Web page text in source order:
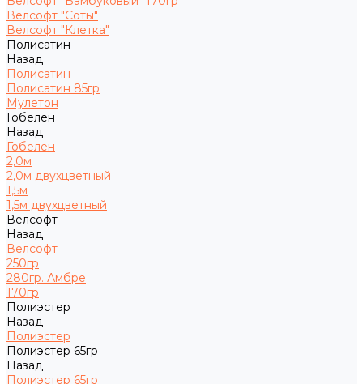
Велсофт "Соты"
Велсофт "Клетка"
Полисатин
Назад
Полисатин
Полисатин 85гр
Мулетон
Гобелен
Назад
Гобелен
2,0м
2,0м двухцветный
1,5м
1,5м двухцветный
Велсофт
Назад
Велсофт
250гр
280гр. Амбре
170гр
Полиэстер
Назад
Полиэстер
Полиэстер 65гр
Назад
Полиэстер 65гр